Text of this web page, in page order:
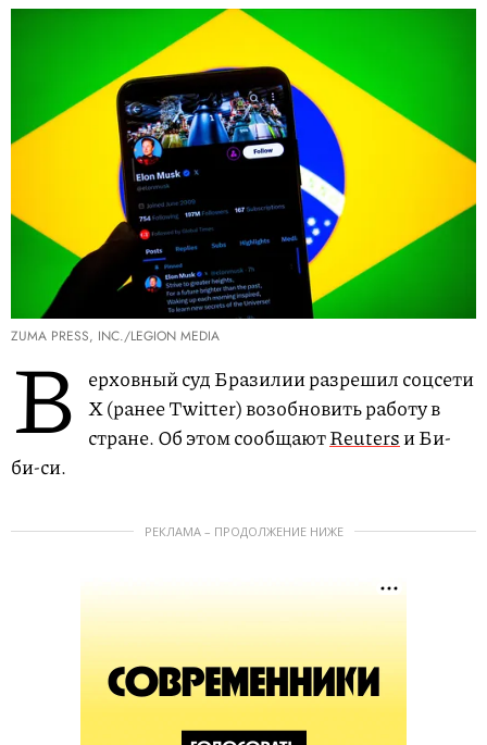
ZUMA PRESS, INC./LEGION MEDIA
В
ерховный суд Бразилии разрешил соцсети
X (ранее Twitter) возобновить работу в
стране. Об этом сообщаютReutersи Би-
би-си.
РЕКЛАМА – ПРОДОЛЖЕНИЕ НИЖЕ